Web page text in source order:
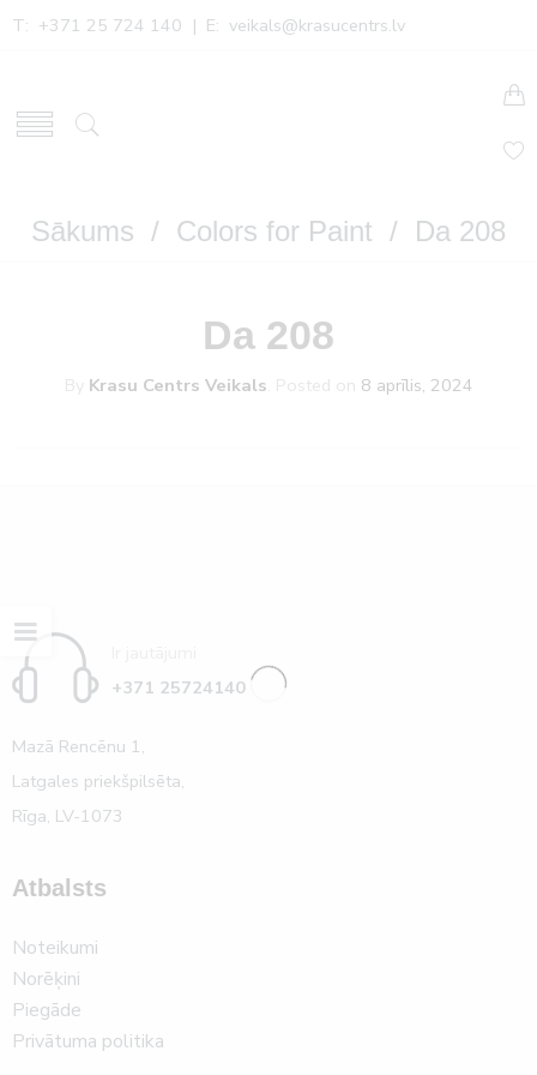
T: +371 25 724 140 | E: veikals@krasucentrs.lv
Sākums / Colors for Paint / Da 208
Da 208
By Krasu Centrs Veikals Posted on 8 aprīlis, 2024
+371 25724140
Mazā Rencēnu 1,
Latgales priekšpilsēta,
Rīga, LV-1073
Atbalsts
Noteikumi
Norēķini
Piegāde
Privātuma politika